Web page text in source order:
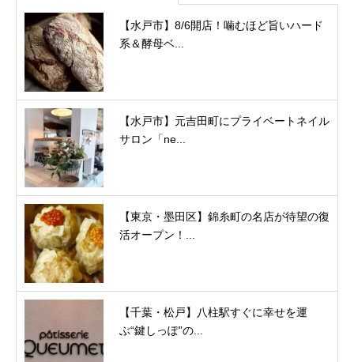
【水戸市】8/6開店！噛むほど旨いハード
系＆酵母ベ...
【水戸市】元吉田町にプライベートネイル
サロン「ne...
【東京・墨田区】錦糸町の名店が待望の復
活オープン！...
【千葉・松戸】八柱駅すぐに幸せを運
ぶ“鍵しっぽ”の...